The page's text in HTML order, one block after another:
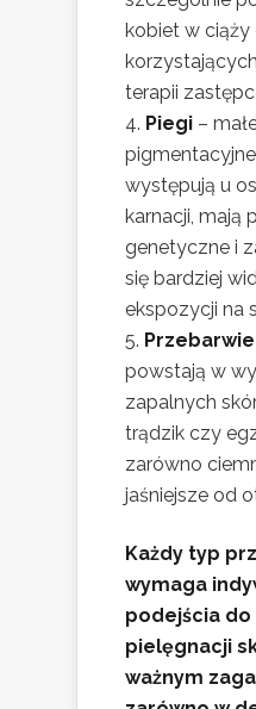
kobiet w ciąży
terapii
Piegi –
występują u
karnacji, mają
genetyczne i
się bardziej
ekspozycji na
powstają w
zapalnych
trądzik czy
zarówno
jaśniejsze od
Każdy typ
wymaga
podejścia
pielęgnacji
ważnym